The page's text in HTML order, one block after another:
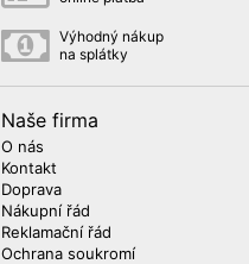
Výhodný nákup
na splátky
Naše firma
O nás
Kontakt
Doprava
Nákupní řád
Reklamační řád
Ochrana soukromí